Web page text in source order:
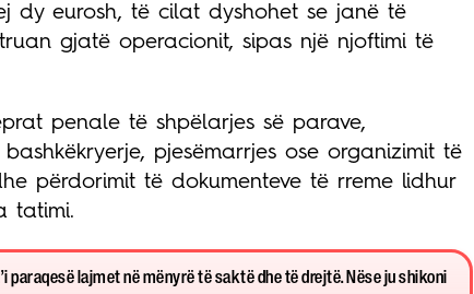
dy eurosh, të cilat dyshohet se janë të
gjatë operacionit, sipas një njoftimi të
penale të shpëlarjes së parave,
pjesëmarrjes ose organizimit të
përdorimit të dokumenteve të rreme lidhur
tatimi.
paraqesë lajmet në mënyrë të saktë dhe të drejtë. Nëse ju shikoni